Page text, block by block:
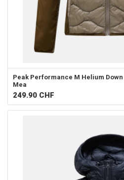
Peak Performance M Helium
Mea
249.90 CHF